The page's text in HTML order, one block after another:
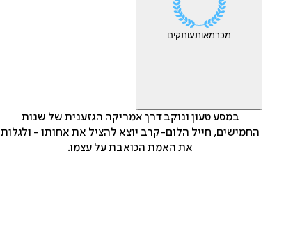
מכרמאותעותקים
במסע טעון ונוקב דרך אמריקה הגזענית של שנות
החמישים, חייל הלום-קרב יוצא להציל את אחותו - ולגלות
את האמת הכואבת על עצמו.